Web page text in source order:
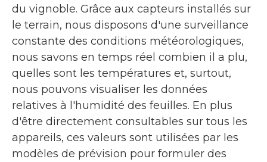
du vignoble. Grâce aux capteurs installés sur
le terrain, nous disposons d'une surveillance
constante des conditions météorologiques,
nous savons en temps réel combien il a plu,
quelles sont les températures et, surtout,
nous pouvons visualiser les données
relatives à l'humidité des feuilles. En plus
d'être directement consultables sur tous les
appareils, ces valeurs sont utilisées par les
modèles de prévision pour formuler des